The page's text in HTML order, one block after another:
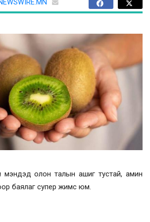
мэндэд олон талын ашиг тустай, амин
баялаг супер жимс юм.